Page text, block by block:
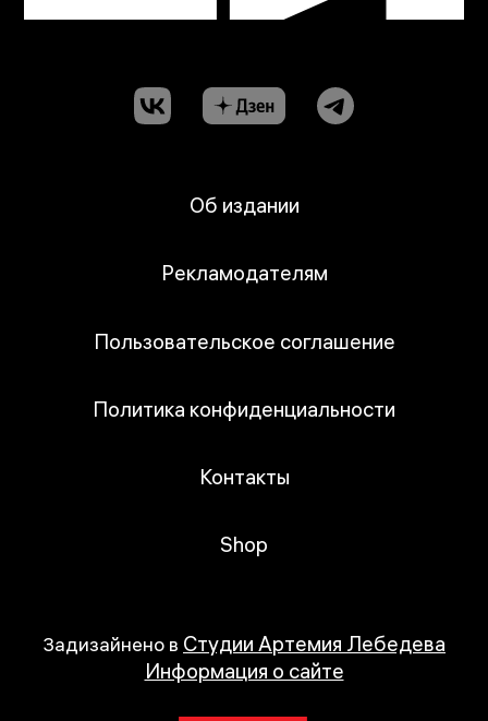
Об издании
Рекламодателям
Пользовательское соглашение
Политика конфиденциальности
Контакты
Shop
Задизайнено в Студии Артемия Лебедева
Информация о сайте